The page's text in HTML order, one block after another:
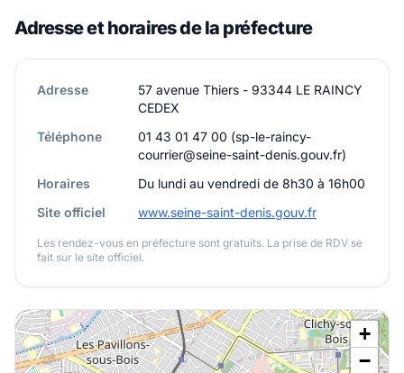
Adresse et horaires de la préfecture
Adresse
57 avenue Thiers - 93344 LE RAINCY
CEDEX
Téléphone
01 43 01 47 00 (sp-le-raincy-
courrier@seine-saint-denis.gouv.fr)
Horaires
Du lundi au vendredi de 8h30 à 16h00
Site officiel
www.seine-saint-denis.gouv.fr
Les rendez-vous en préfecture sont gratuits. La prise de RDV se
fait sur le site officiel.
+
−